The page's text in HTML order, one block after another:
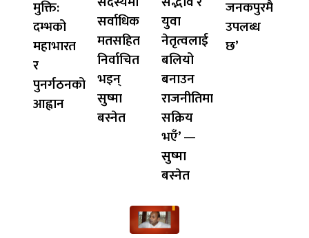
मुक्ति:
दम्भको
महाभारत
र
पुनर्गठनको
आह्वान
सर्वाधिक
मतसहित
निर्वाचित
भइन्
सुष्मा
बस्नेत
युवा
नेतृत्वलाई
बलियो
बनाउन
राजनीतिमा
सक्रिय
भएँ’ —
सुष्मा
बस्नेत
जनकपुरमै
उपलब्ध
छ’